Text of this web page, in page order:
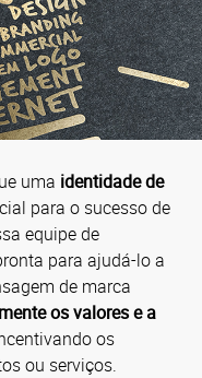
uma identidade de
para o sucesso de
equipe de
para ajudá-lo a
de marca
os valores e a
os
ou serviços.